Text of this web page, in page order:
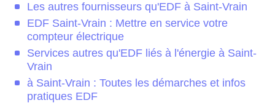
Les autres fournisseurs qu'EDF à Saint-Vrain
EDF Saint-Vrain : Mettre en service votre
compteur électrique
Services autres qu'EDF liés à l'énergie à Saint-
Vrain
à Saint-Vrain : Toutes les démarches et infos
pratiques EDF